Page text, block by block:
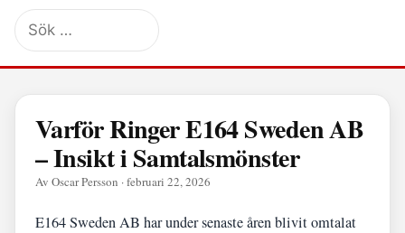
Sök
efter:
Varför Ringer E164 Sweden AB
– Insikt i Samtalsmönster
Av Oscar Persson · februari 22, 2026
E164 Sweden AB har under senaste åren blivit omtalat